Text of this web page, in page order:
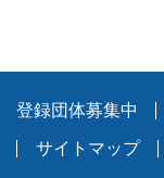
登録団体募集中
サイトマップ